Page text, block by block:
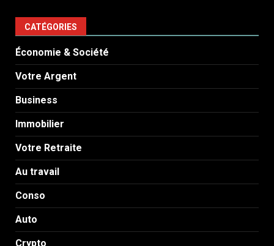
CATÉGORIES
Économie & Société
Votre Argent
Business
Immobilier
Votre Retraite
Au travail
Conso
Auto
Crypto